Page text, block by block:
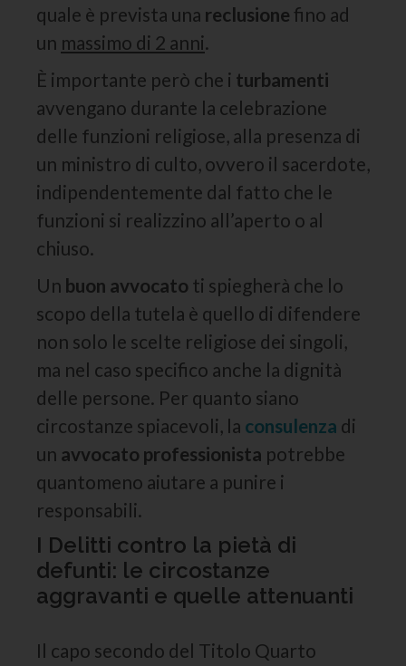
quale è prevista una reclusione fino ad
un massimo di 2 anni.
È importante però che i turbamenti
avvengano durante la celebrazione
delle funzioni religiose, alla presenza di
un ministro di culto, ovvero il sacerdote,
indipendentemente dal fatto che le
funzioni si realizzino all’aperto o al
chiuso.
Un buon avvocato ti spiegherà che lo
scopo della tutela è quello di difendere
non solo le scelte religiose dei singoli,
ma nel caso specifico anche la dignità
delle persone. Per quanto siano
circostanze spiacevoli, la consulenza di
un avvocato professionista potrebbe
quantomeno aiutare a punire i
responsabili.
I Delitti contro la pietà di
defunti: le circostanze
aggravanti e quelle attenuanti
Il capo secondo del Titolo Quarto